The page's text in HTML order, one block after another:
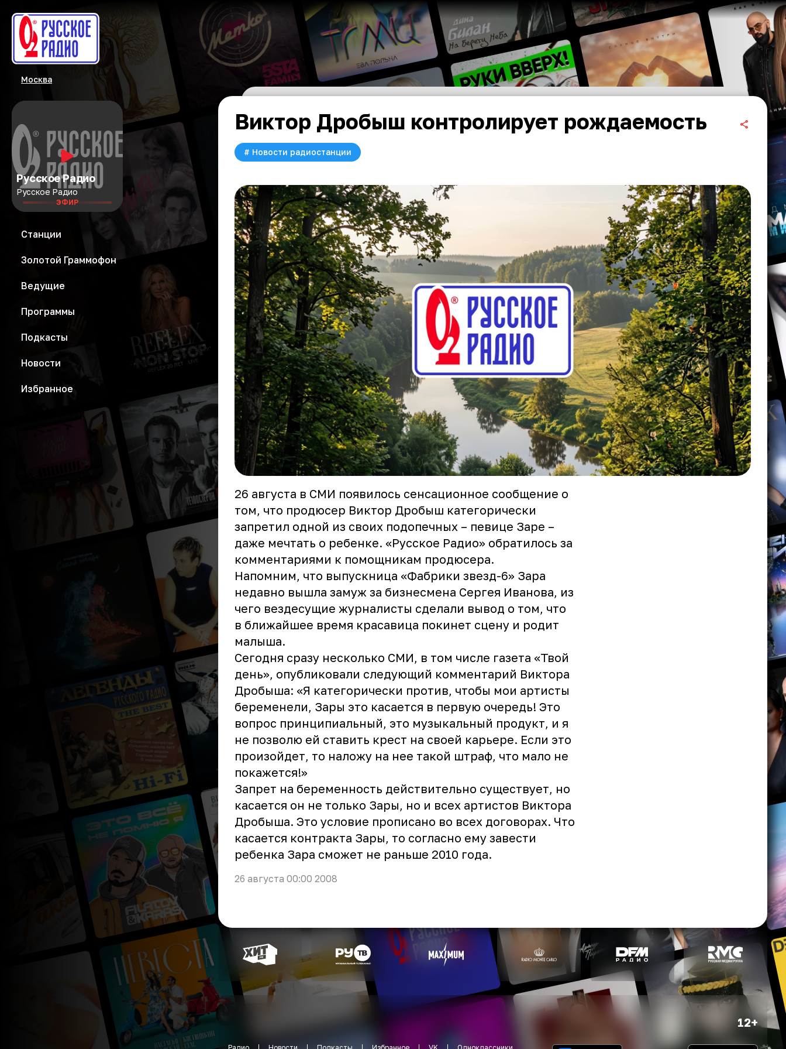
Москва
Русское Радио
Русское Радио
ЭФИР
Станции
Золотой Граммофон
Ведущие
Программы
Подкасты
Новости
Избранное
Виктор Дробыш контролирует рождаемость
# Новости радиостанции
26 августа в СМИ появилось сенсационное сообщение о
том, что продюсер Виктор Дробыш категорически
запретил одной из своих подопечных – певице Заре –
даже мечтать о ребенке. «Русское Радио» обратилось за
комментариями к помощникам продюсера.
Напомним, что выпускница «Фабрики звезд-6» Зара
недавно вышла замуж за бизнесмена Сергея Иванова, из
чего вездесущие журналисты сделали вывод о том, что
в ближайшее время красавица покинет сцену и родит
малыша.
Сегодня сразу несколько СМИ, в том числе газета «Твой
день», опубликовали следующий комментарий Виктора
Дробыша: «Я категорически против, чтобы мои артисты
беременели, Зары это касается в первую очередь! Это
вопрос принципиальный, это музыкальный продукт, и я
не позволю ей ставить крест на своей карьере. Если это
произойдет, то наложу на нее такой штраф, что мало не
покажется!»
Запрет на беременность действительно существует, но
касается он не только Зары, но и всех артистов Виктора
Дробыша. Это условие прописано во всех договорах. Что
касается контракта Зары, то согласно ему завести
ребенка Зара сможет не раньше 2010 года.
26 августа 00:00 2008
12+